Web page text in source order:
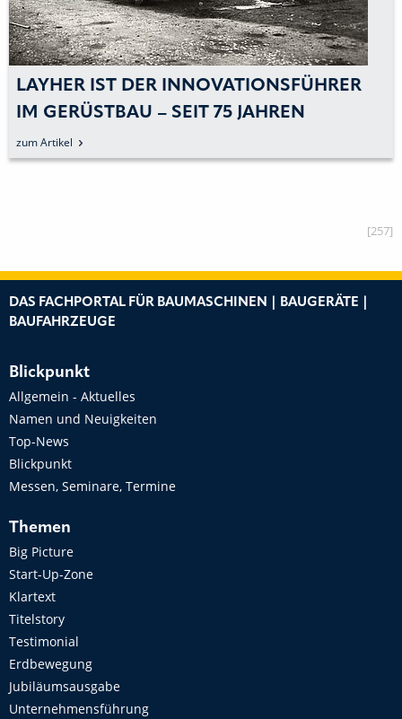
KEWAZO: DEN GERÜSTBAU
ENTSCHEIDEND BESCHLEUNIGEN
[257]
DAS FACHPORTAL FÜR BAUMASCHINEN | BAUGERÄTE |
BAUFAHRZEUGE
Blickpunkt
Allgemein - Aktuelles
Namen und Neuigkeiten
Top-News
Blickpunkt
Messen, Seminare, Termine
Themen
Big Picture
Start-Up-Zone
Klartext
Titelstory
Testimonial
Erdbewegung
Jubiläumsausgabe
Unternehmensführung